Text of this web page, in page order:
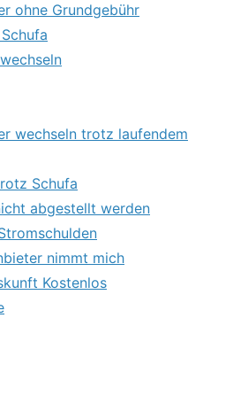
ohne Grundgebühr
wechseln trotz laufendem
Schufa
abgestellt werden
nimmt mich
Kostenlos